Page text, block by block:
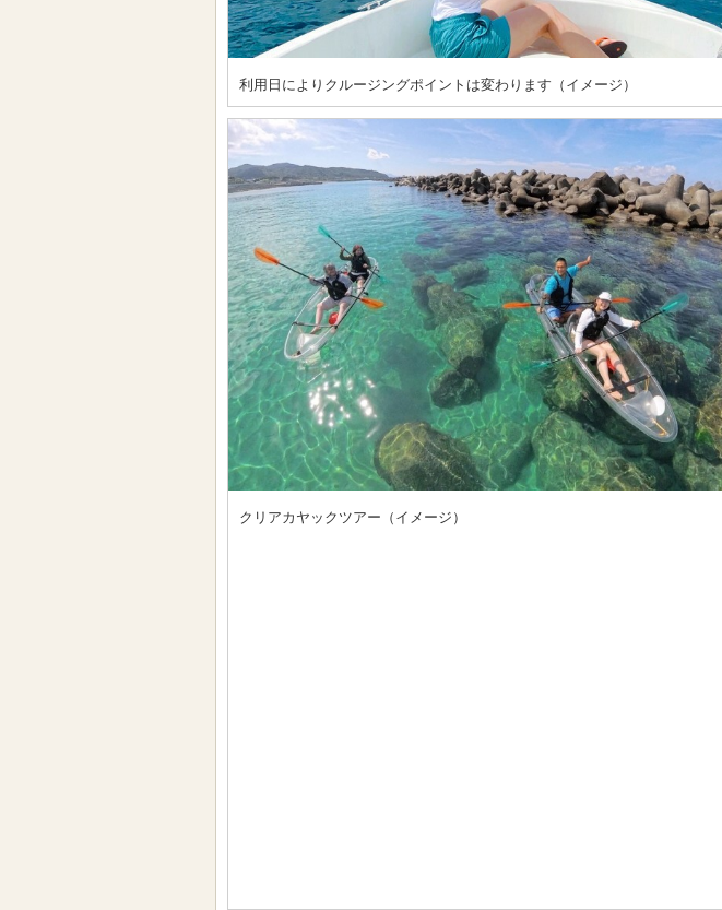
利用日によりクルージングポイントは変わります（イメージ）
クリアカヤックツアー（イメージ）